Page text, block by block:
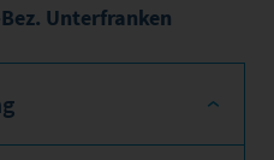
Unterfranken